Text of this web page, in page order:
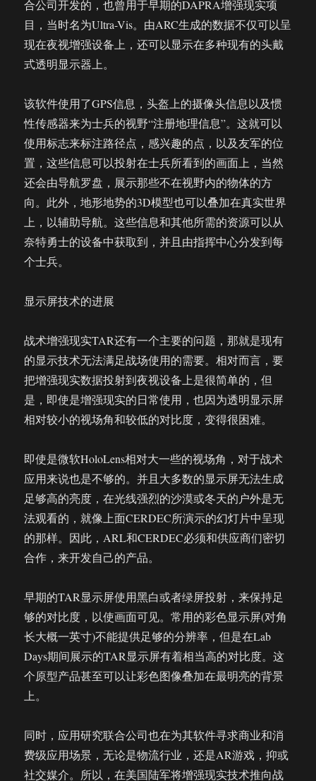
合公司开发的，也曾用于早期的DAPRA增强现实项
目，当时名为Ultra-Vis。由ARC生成的数据不仅可以呈
现在夜视增强设备上，还可以显示在多种现有的头戴
式透明显示器上。
该软件使用了GPS信息，头盔上的摄像头信息以及惯
性传感器来为士兵的视野“注册地理信息”。这就可以
使用标志来标注路径点，感兴趣的点，以及友军的位
置，这些信息可以投射在士兵所看到的画面上，当然
还会由导航罗盘，展示那些不在视野内的物体的方
向。此外，地形地势的3D模型也可以叠加在真实世界
上，以辅助导航。这些信息和其他所需的资源可以从
奈特勇士的设备中获取到，并且由指挥中心分发到每
个士兵。
显示屏技术的进展
战术增强现实TAR还有一个主要的问题，那就是现有
的显示技术无法满足战场使用的需要。相对而言，要
把增强现实数据投射到夜视设备上是很简单的，但
是，即使是增强现实的日常使用，也因为透明显示屏
相对较小的视场角和较低的对比度，变得很困难。
即使是微软HoloLens相对大一些的视场角，对于战术
应用来说也是不够的。并且大多数的显示屏无法生成
足够高的亮度，在光线强烈的沙漠或冬天的户外是无
法观看的，就像上面CERDEC所演示的幻灯片中呈现
的那样。因此，ARL和CERDEC必须和供应商们密切
合作，来开发自己的产品。
早期的TAR显示屏使用黑白或者绿屏投射，来保持足
够的对比度，以使画面可见。常用的彩色显示屏(对角
长大概一英寸)不能提供足够的分辨率，但是在Lab
Days期间展示的TAR显示屏有着相当高的对比度。这
个原型产品甚至可以让彩色图像叠加在最明亮的背景
上。
同时，应用研究联合公司也在为其软件寻求商业和消
费级应用场景，无论是物流行业，还是AR游戏，抑或
社交媒介。所以，在美国陆军将增强现实技术推向战